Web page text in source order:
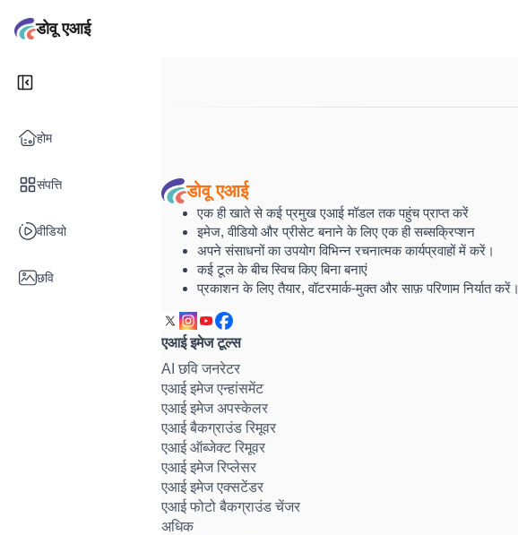
डोवू एआई
होम
संपत्ति
वीडियो
छवि
डोवू एआई
एक ही खाते से कई प्रमुख एआई मॉडल तक पहुंच प्राप्त करें
इमेज, वीडियो और प्रीसेट बनाने के लिए एक ही सब्सक्रिप्शन
अपने संसाधनों का उपयोग विभिन्न रचनात्मक कार्यप्रवाहों में करें।
कई टूल के बीच स्विच किए बिना बनाएं
प्रकाशन के लिए तैयार, वॉटरमार्क-मुक्त और साफ़ परिणाम निर्यात करें।
एआई इमेज टूल्स
AI छवि जनरेटर
एआई इमेज एन्हांसमेंट
एआई इमेज अपस्केलर
एआई बैकग्राउंड रिमूवर
एआई ऑब्जेक्ट रिमूवर
एआई इमेज रिप्लेसर
एआई इमेज एक्सटेंडर
एआई फोटो बैकग्राउंड चेंजर
अधिक